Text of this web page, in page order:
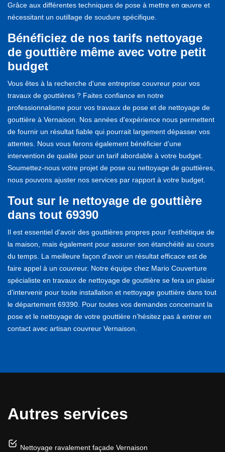
Grâce aux différentes techniques de pose à mettre en œuvre et
nécessitant un outillage de soudure spécifique.
Bénéficiez de nos tarifs nettoyage
de gouttière même avec votre petit
budget
Vous êtes à la recherche d'une entreprise couvreur pour vos
travaux de gouttières ? Faites confiance en notre
professionnalisme pour vos travaux de pose et de nettoyage de
gouttière à Vernaison. Nos années d'expérience nous permettent
de fournir un résultat fiable qui pourrait largement dépasser vos
attentes. Nous vous ferons également bénéficier d’une
intervention de qualité pour un tarif abordable à votre budget.
Soumettez-nous votre projet de pose ou nettoyage de gouttières,
nous pouvons ajuster nos services par rapport à votre budget.
Tout sur le nettoyage de gouttière
dans tout 69390
Il est essentiel d'avoir des gouttières propres pour l’esthétique de
la maison, mais également pour assurer son étanchéité au cours
du temps. La meilleure façon d'avoir un résultat efficace est de
faire appel à un couvreur. Notre équipe chez Mario Couverture
spécialiste en travaux de nettoyage de gouttière se fera un plaisir
d’intervenir pour toute installation et nettoyage gouttière dans tout
le département 69390. Pour toutes vos demandes concernant la
pose et le nettoyage de votre gouttière n’hésitez pas à entrer en
contact avec artisan couvreur Vernaison.
Autres services
Nettoyage ravalement façade Vernaison